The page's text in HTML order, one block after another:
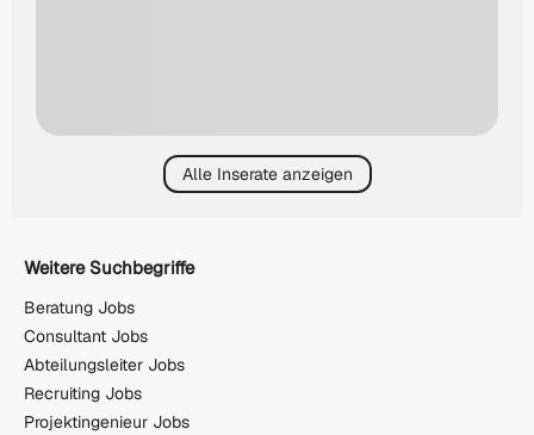
Alle Inserate anzeigen
Weitere Suchbegriffe
Beratung Jobs
Consultant Jobs
Abteilungsleiter Jobs
Recruiting Jobs
Projektingenieur Jobs